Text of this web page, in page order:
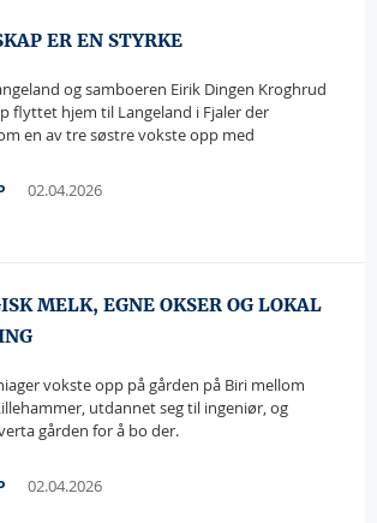
ER EN STYRKE
og samboeren Eirik Dingen Kroghrud
flyttet hjem til Langeland i Fjaler der
en av tre søstre vokste opp med
02.04.2026
MELK, EGNE OKSER OG LOKAL
vokste opp på gården på Biri mellom
utdannet seg til ingeniør, og
gården for å bo der.
02.04.2026